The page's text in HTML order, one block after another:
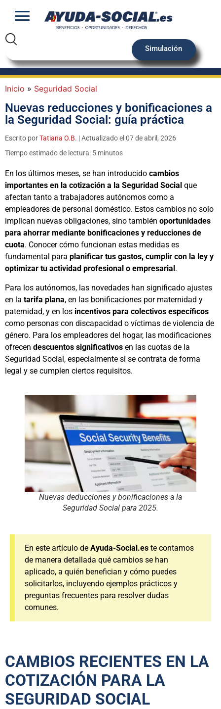
Simulación
Inicio » Seguridad Social
Nuevas reducciones y bonificaciones a
la Seguridad Social: guía práctica
Escrito porTatiana O.B. | Actualizado el 07 de abril, 2026
Tiempo estimado de lectura: 5 minutos
En los últimos meses, se han introducido cambios
importantes en la cotización a la Seguridad Social que
afectan tanto a trabajadores autónomos como a
empleadores de personal doméstico. Estos cambios no solo
implican nuevas obligaciones, sino también oportunidades
para ahorrar mediante bonificaciones y reducciones de
cuota. Conocer cómo funcionan estas medidas es
fundamental para planificar tus gastos, cumplir con la ley y
optimizar tu actividad profesional o empresarial.
Para los autónomos, las novedades han significado ajustes
en la tarifa plana, en las bonificaciones por maternidad y
paternidad, y en los incentivos para colectivos específicos
como personas con discapacidad o víctimas de violencia de
género. Para los empleadores del hogar, las modificaciones
ofrecen descuentos significativos en las cuotas de la
Seguridad Social, especialmente si se contrata de forma
legal y se cumplen ciertos requisitos.
Nuevas deducciones y bonificaciones a la
Seguridad Social para 2025.
En este artículo de Ayuda-Social.es te contamos
de manera detallada qué cambios se han
aplicado, a quién benefician y cómo puedes
solicitarlos, incluyendo ejemplos prácticos y
preguntas frecuentes para resolver dudas
comunes.
CAMBIOS RECIENTES EN LA
COTIZACIÓN PARA LA
SEGURIDAD SOCIAL